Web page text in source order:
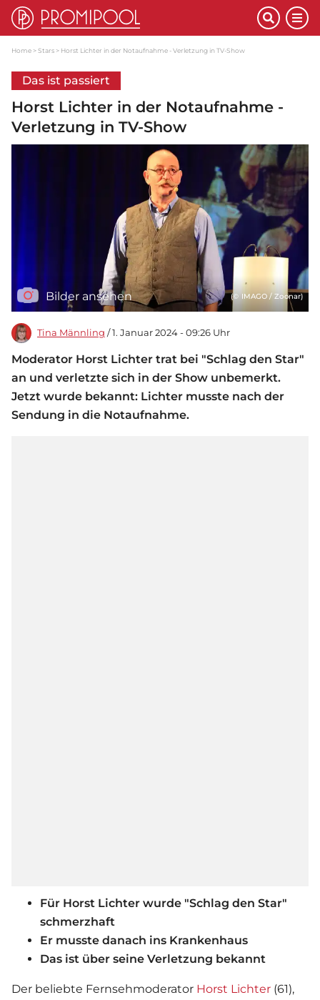
Home Stars Horst Lichter in der Notaufnahme - Verletzung in TV-Show
Das ist passiert
Horst Lichter in der Notaufnahme -
Verletzung in TV-Show
Bilder ansehen (© IMAGO / Zoonar)
Tina Männling / 1. Januar 2024 - 09:26 Uhr
Moderator Horst Lichter trat bei "Schlag den Star"
an und verletzte sich in der Show unbemerkt.
Jetzt wurde bekannt: Lichter musste nach der
Sendung in die Notaufnahme.
Für Horst Lichter wurde "Schlag den Star"
schmerzhaft
Er musste danach ins Krankenhaus
Das ist über seine Verletzung bekannt
Der beliebte Fernsehmoderator Horst Lichter (61),